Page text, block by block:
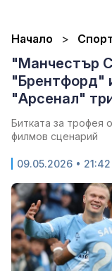
Начало
"Манчестър
"Брентфорд"
"Арсенал"
Битката за трофея
филмов сценарий
09.05.2026 • 21:42